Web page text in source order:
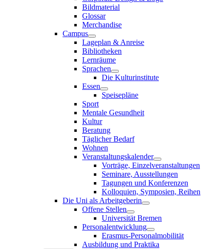
Bildmaterial
Glossar
Merchandise
Campus
Lageplan & Anreise
Bibliotheken
Lernräume
Sprachen
Die Kulturinstitute
Essen
Speisepläne
Sport
Mentale Gesundheit
Kultur
Beratung
Täglicher Bedarf
Wohnen
Veranstaltungskalender
Vorträge, Einzelveranstaltungen
Seminare, Ausstellungen
Tagungen und Konferenzen
Kolloquien, Symposien, Reihen
Die Uni als Arbeitgeberin
Offene Stellen
Universität Bremen
Personalentwicklung
Erasmus-Personalmobilität
Ausbildung und Praktika